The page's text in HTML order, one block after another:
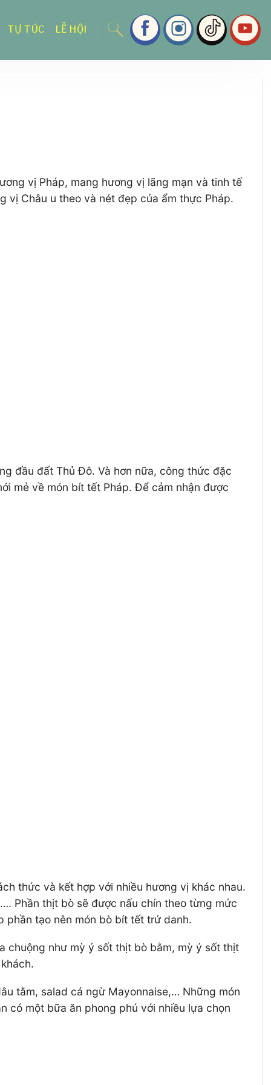
TỰ TÚC LỄ HỘI
vị Pháp, mang hương vị lãng mạn và tinh tế
vị Châu u theo và nét đẹp của ẩm thực Pháp.
đầu đất Thủ Đô. Và hơn nữa, công thức đặc
mẻ về món bít tết Pháp. Để cảm nhận được
thức và kết hợp với nhiều hương vị khác nhau.
Phần thịt bò sẽ được nấu chín theo từng mức
phần tạo nên món bò bít tết trứ danh.
chuộng như mỳ ý sốt thịt bò bằm, mỳ ý sốt thịt
tằm, salad cá ngừ Mayonnaise,… Những món
có một bữa ăn phong phú với nhiều lựa chọn